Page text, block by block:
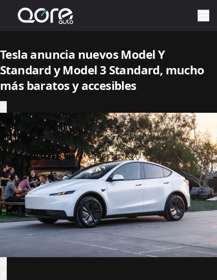
Tesla anuncia nuevos Model Y
Standard y Model 3 Standard, mucho
más baratos y accesibles